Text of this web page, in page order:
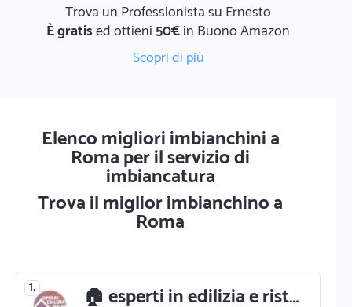
Trova un Professionista su Ernesto
È gratised ottieni50€in Buono Amazon
Scopri di più
Elenco migliori imbianchini a
Roma per il servizio di
imbiancatura
Trova il miglior imbianchino a
Roma
1. 🏠 esperti in edilizia e ristrutturazioni a roma 🏗️